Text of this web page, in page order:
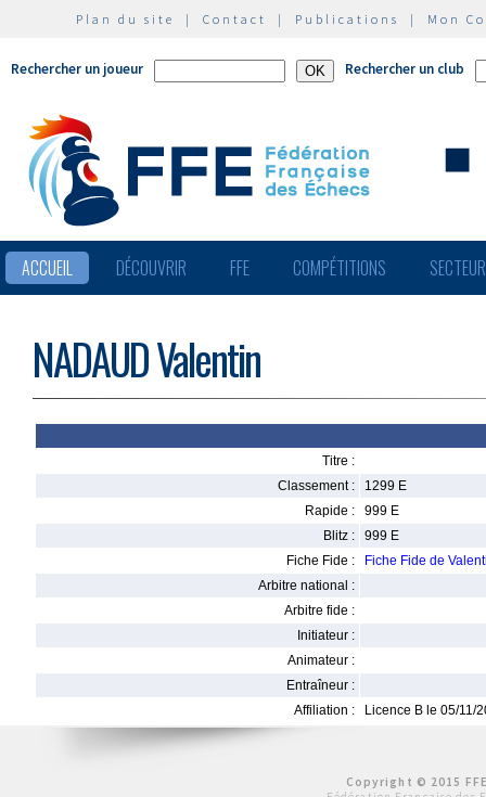
Plan du site | Contact | Publications | Mon
Rechercher un joueur Rechercher un club
ACCUEIL DÉCOUVRIR FFE COMPÉTITIONS
NADAUD Valentin
Titre :
Classement :
1299 E
Rapide :
999 E
Blitz :
999 E
Fiche Fide :
Fiche Fide de
Arbitre national :
Arbitre fide :
Initiateur :
Animateur :
Entraîneur :
Affiliation :
Licence B le 05/11/
Copyright © 2015